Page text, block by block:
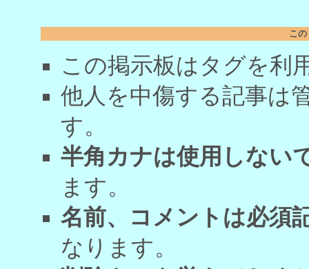
こ
この掲示板はタグを利
他人を中傷する記事は
す。
半角カナは使用しない
ます。
名前、コメントは必須
なります。